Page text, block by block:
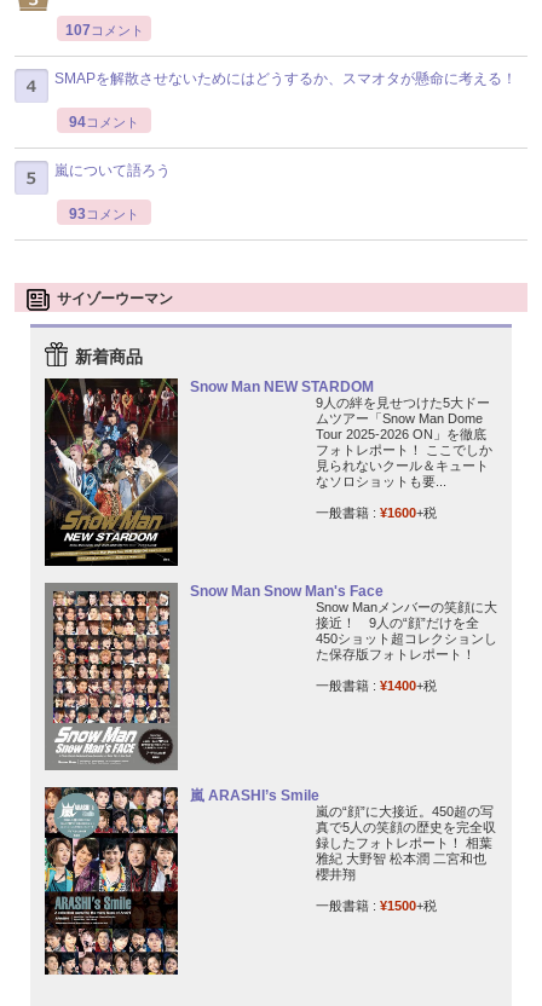
107 コメント
SMAPを解散させないためにはどうするか、スマオタが懸命に考える！
94コメント
嵐について語ろう
93コメント
サイゾーウーマン
新着商品
Snow Man NEW STARDOM
9人の絆を見せつけた5大ドー
ムツアー「Snow Man Dome
Tour 2025-2026 ON」を徹底
フォトレポート！ ここでしか
見られないクール＆キュート
なソロショットも要...
一般書籍 : ¥1600+税
Snow Man Snow Man's Face
Snow Manメンバーの笑顔に大
接近！ 9人の“顔”だけを全
450ショット超コレクションし
た保存版フォトレポート！
一般書籍 : ¥1400+税
嵐 ARASHI’s Smile
嵐の“顔”に大接近。450超の写
真で5人の笑顔の歴史を完全収
録したフォトレポート！ 相葉
雅紀 大野智 松本潤 二宮和也
櫻井翔
一般書籍 : ¥1500+税